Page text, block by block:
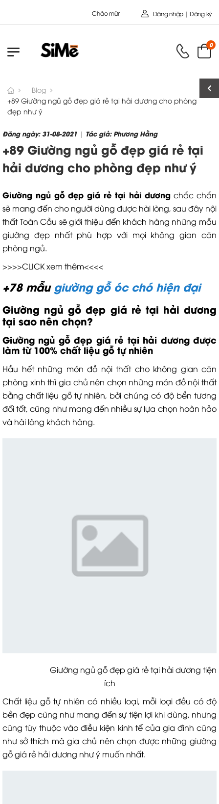
Chào mừng bạn đến với Nội Thất Toàn Cầu - Công ty cổ
Đăng nhập | Đăng ký
0
Blog
+89 Giường ngủ gỗ đẹp giá rẻ tại hải dương cho phòng
đẹp như ý
Đăng ngày: 31-08-2021 | Tác giả: Phương Hằng
+89 Giường ngủ gỗ đẹp giá rẻ tại
hải dương cho phòng đẹp như ý
Giường ngủ gỗ đẹp giá rẻ tại hải dương chắc chắn
sẽ mang đến cho người dùng được hài lòng, sau đây nội
thất Toàn Cầu sẽ giới thiệu đến khách hàng những mẫu
giường đẹp nhất phù hợp với mọi không gian căn
phòng ngủ.
>>>>CLICK xem thêm<<<<
+78 mẫu giường gỗ óc chó hiện đại
Giường ngủ gỗ đẹp giá rẻ tại hải dương
tại sao nên chọn?
Giường ngủ gỗ đẹp giá rẻ tại hải dương được
làm từ 100% chất liệu gỗ tự nhiên
Hầu hết những món đồ nội thất cho không gian căn
phòng xinh thì gia chủ nên chọn những món đồ nội thất
bằng chất liệu gỗ tự nhiên, bởi chúng có độ bển tương
đối tốt, cũng như mang đến nhiều sự lựa chọn hoàn hảo
và hài lòng khách hàng.
Giường ngủ gỗ đẹp giá rẻ tại hải dương tiện
ích
Chất liệu gỗ tự nhiên có nhiều loại, mỗi loại đều có độ
bền đẹp cũng như mang đến sự tiện lợi khi dùng, nhưng
cũng tùy thuộc vào điều kiện kinh tế của gia đình cũng
như sở thích mà gia chủ nên chọn được những giường
gỗ giá rẻ hải dương như ý muốn nhất.